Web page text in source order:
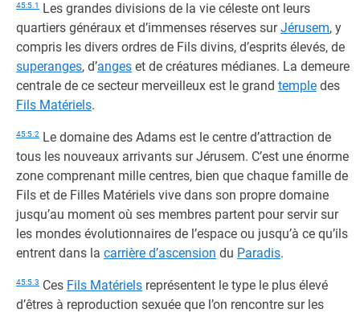
45:5.1
Les grandes divisions de la vie céleste ont leurs
quartiers généraux et d’immenses réserves surJérusem, y
compris les divers ordres de Fils divins, d’esprits élevés, de
superanges, d’anges et de créatures médianes. La demeure
centrale de ce secteur merveilleux est le grand temple des
Fils Matériels.
45:5.2 Le domaine des Adams est le centre d’attraction de
tous les nouveaux arrivants sur Jérusem. C’est une énorme
zone comprenant mille centres, bien que chaque famille de
Fils et de Filles Matériels vive dans son propre domaine
jusqu’au moment où ses membres partent pour servir sur
les mondes évolutionnaires de l’espace ou jusqu’à ce qu’ils
entrent dans la carrière d’ascension du Paradis.
45:5.3 Ces Fils Matériels représentent le type le plus élevé
d’êtres à reproduction sexuée que l’on rencontre sur les